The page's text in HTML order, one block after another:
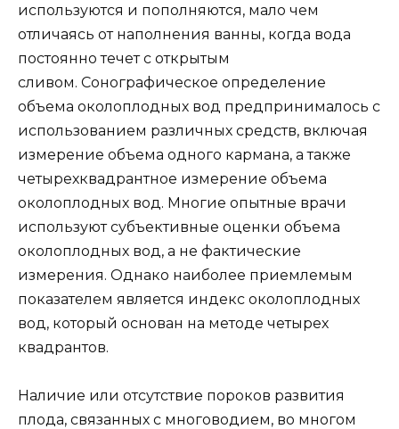
используются и пополняются, мало чем
отличаясь от наполнения ванны, когда вода
постоянно течет с открытым
сливом. Сонографическое определение
объема околоплодных вод предпринималось с
использованием различных средств, включая
измерение объема одного кармана, а также
четырехквадрантное измерение объема
околоплодных вод. Многие опытные врачи
используют субъективные оценки объема
околоплодных вод, а не фактические
измерения. Однако наиболее приемлемым
показателем является индекс околоплодных
вод, который основан на методе четырех
квадрантов.
Наличие или отсутствие пороков развития
плода, связанных с многоводием, во многом